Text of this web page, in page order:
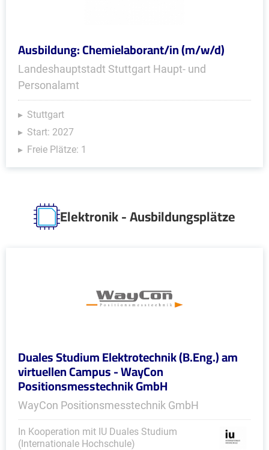
Ausbildung: Chemielaborant/in (m/w/d)
Landeshauptstadt Stuttgart Haupt- und
Personalamt
Stuttgart
Start: 2027
Freie Plätze: 1
Elektronik - Ausbildungsplätze
Duales Studium Elektrotechnik (B.Eng.) am
virtuellen Campus - WayCon
Positionsmesstechnik GmbH
WayCon Positionsmesstechnik GmbH
In Kooperation mit IU Duales Studium
(Internationale Hochschule)